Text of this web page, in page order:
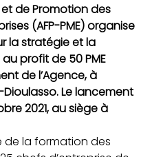
de Promotion des
(AFP-PME) organise
la stratégie et la
profit de 50 PME
de l’Agence, à
Le lancement
2021, au siège à
de la formation des